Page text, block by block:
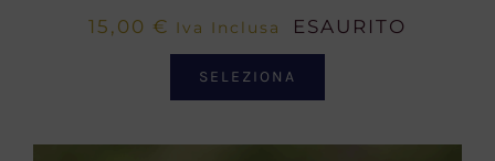
15,00 € Iva Inclusa ESAURITO
SELEZIONA